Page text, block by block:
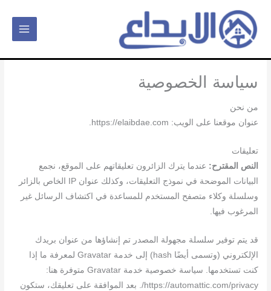
المحتوى
سياسة الخصوصية
من نحن
عنوان موقعنا على الويب: https://elaibdae.com.
تعليقات
النص المقترح: عندما يترك الزائرون تعليقاتهم على الموقع، نجمع
البيانات الموضحة في نموذج التعليقات، وكذلك عنوان IP الخاص بالزائر
وسلسلة وكلاء متصفح المستخدم للمساعدة في اكتشاف الرسائل غير
المرغوب فيها.
قد يتم توفير سلسلة مجهولة المصدر تم إنشاؤها من عنوان بريدك
الإلكتروني (وتسمى أيضًا hash) إلى خدمة Gravatar لمعرفة ما إذا
كنت تستخدمها. سياسة خصوصية خدمة Gravatar متوفرة هنا:
https://automattic.com/privacy/. بعد الموافقة على تعليقك، ستكون